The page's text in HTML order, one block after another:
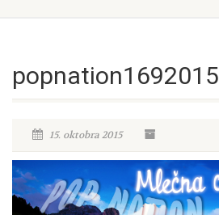
popnation1692015
15. oktobra 2015